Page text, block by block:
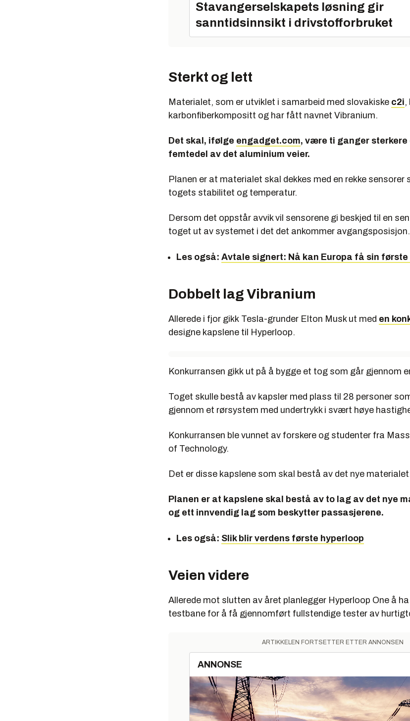
Stavangerselskapets løsning gir
sanntidsinnsikt i drivstofforbruket
Sterkt og lett
Materialet, som er utviklet i samarbeid med slovakiske c2i,
karbonfiberkompositt og har fått navnet Vibranium.
Det skal, ifølge engadget.com, være ti ganger sterkere
femtedel av det aluminium veier.
Planen er at materialet skal dekkes med en rekke sensorer
togets stabilitet og temperatur.
Dersom det oppstår avvik vil sensorene gi beskjed til en
toget ut av systemet i det det ankommer avgangsposisjon.
Les også: Avtale signert: Nå kan Europa få sin første
Dobbelt lag Vibranium
Allerede i fjor gikk Tesla-grunder Elton Musk ut med en
designe kapslene til Hyperloop.
Konkurransen gikk ut på å bygge et tog som går gjennom
Toget skulle bestå av kapsler med plass til 28 personer
gjennom et rørsystem med undertrykk i svært høye
Konkurransen ble vunnet av forskere og studenter fra
of Technology.
Det er disse kapslene som skal bestå av det nye
Planen er at kapslene skal bestå av to lag av det nye
og ett innvendig lag som beskytter passasjerene.
Les også: Slik blir verdens første hyperloop
Veien videre
Allerede mot slutten av året planlegger Hyperloop One å
testbane for å få gjennomført fullstendige tester av
ARTIKKELEN FORTSETTER ETTER ANNONSEN
ANNONSE